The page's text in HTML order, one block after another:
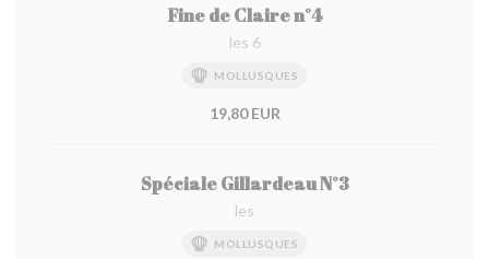
Fine de Claire n°4
les 6
MOLLUSQUES
19,80 EUR
Spéciale Gillardeau N°3
les
MOLLUSQUES